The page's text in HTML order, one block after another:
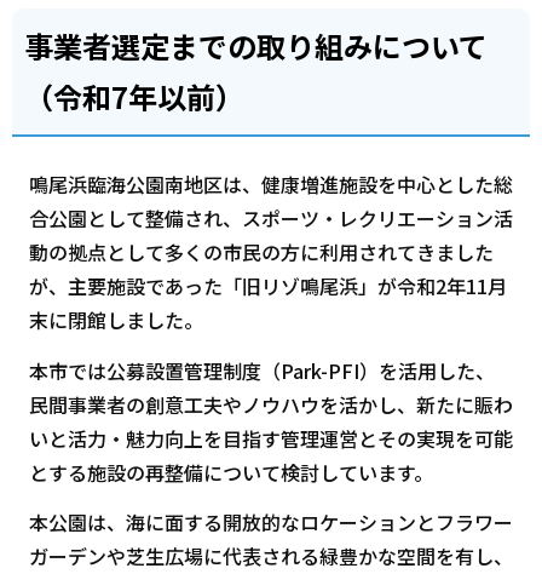
事業者選定までの取り組みについて
（令和7年以前）
鳴尾浜臨海公園南地区は、健康増進施設を中心とした総
合公園として整備され、スポーツ・レクリエーション活
動の拠点として多くの市民の方に利用されてきました
が、主要施設であった「旧リゾ鳴尾浜」が令和2年11月
末に閉館しました。
本市では公募設置管理制度（Park-PFI）を活用した、
民間事業者の創意工夫やノウハウを活かし、新たに賑わ
いと活力・魅力向上を目指す管理運営とその実現を可能
とする施設の再整備について検討しています。
本公園は、海に面する開放的なロケーションとフラワー
ガーデンや芝生広場に代表される緑豊かな空間を有し、